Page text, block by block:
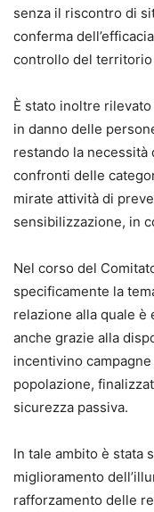
senza il riscontro di
conferma
controllo del territorio
È stato inoltre
in danno delle
restando la necessità
confronti delle
mirate attività di
sensibilizzazione, in
Nel corso del
specificamente la
relazione alla quale è
anche grazie alla
incentivino
popolazione,
sicurezza passiva.
In tale ambito è stata
miglioramento
rafforzamento delle